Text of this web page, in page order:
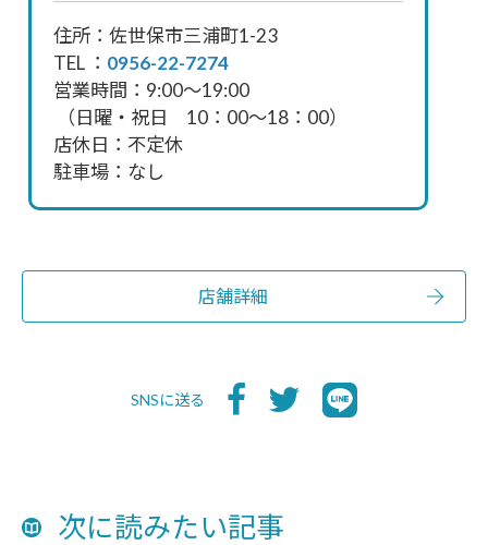
住所：佐世保市三浦町1-23
TEL ： 0956-22-7274
営業時間：9:00～19:00
（日曜・祝日 10：00～18：00）
店休日：不定休
駐車場：なし
店舗詳細
SNSに送る
次に読みたい記事